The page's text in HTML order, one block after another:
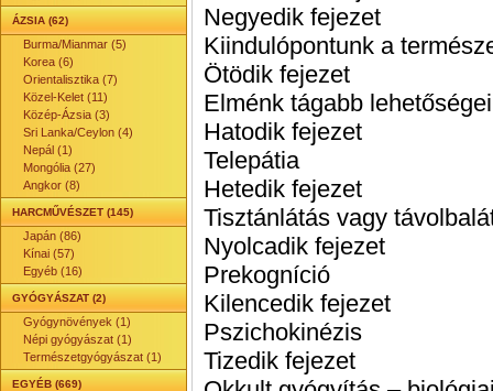
ÁZSIA (62)
Burma/Mianmar (5)
Korea (6)
Orientalisztika (7)
Közel-Kelet (11)
Közép-Ázsia (3)
Sri Lanka/Ceylon (4)
Nepál (1)
Mongólia (27)
Angkor (8)
HARCMŰVÉSZET (145)
Japán (86)
Kínai (57)
Egyéb (16)
GYÓGYÁSZAT (2)
Gyógynövények (1)
Népi gyógyászat (1)
Természetgyógyászat (1)
EGYÉB (669)
Negyedik fejezet
Kiindulópontunk a
Ötödik fejezet
Elménk tágabb
Hatodik fejezet
Telepátia
Hetedik fejezet
Tisztánlátás vagy
Nyolcadik fejezet
Prekogníció
Kilencedik fejezet
Pszichokinézis
Tizedik fejezet